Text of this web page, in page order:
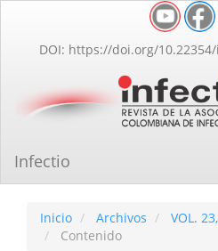
Contenido
principal
lateral
DOI: https://doi.org/
Infectio
Inicio Archivos
VOL.
Contenido